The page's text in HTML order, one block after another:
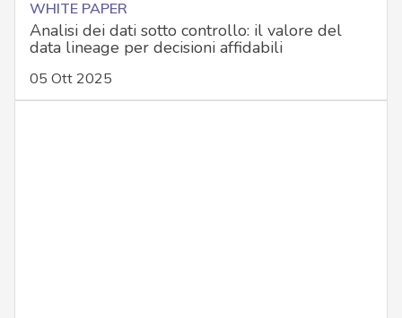
WHITE PAPER
Analisi dei dati sotto controllo: il valore del
data lineage per decisioni affidabili
05 Ott 2025